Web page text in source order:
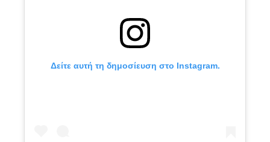
Δείτε αυτή τη δημοσίευση στο Instagram.